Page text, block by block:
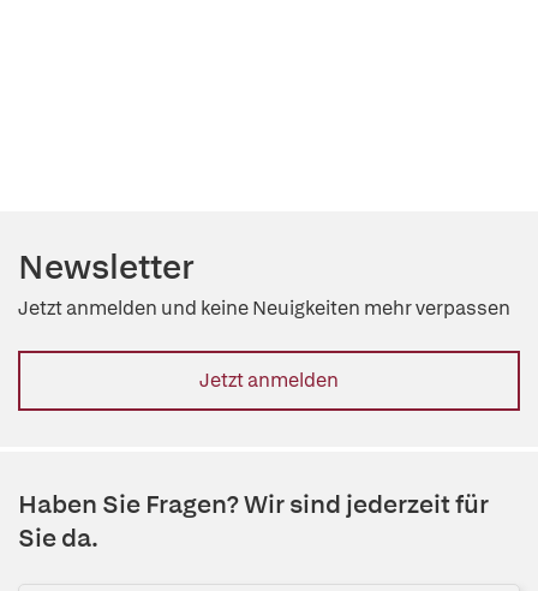
Newsletter
Jetzt anmelden und keine Neuigkeiten mehr verpassen
Jetzt anmelden
Haben Sie Fragen? Wir sind jederzeit für
Sie da.